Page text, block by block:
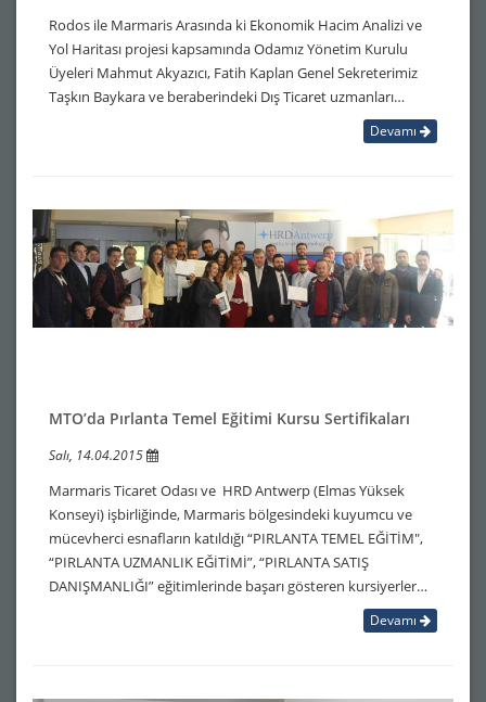
Rodos ile Marmaris Arasında ki Ekonomik Hacim Analizi ve
Yol Haritası projesi kapsamında Odamız Yönetim Kurulu
Üyeleri Mahmut Akyazıcı, Fatih Kaplan Genel Sekreterimiz
Taşkın Baykara ve beraberindeki Dış Ticaret uzmanları…
Devamı
MTO’da Pırlanta Temel Eğitimi Kursu Sertifikaları
Salı, 14.04.2015
Marmaris Ticaret Odası ve HRD Antwerp (Elmas Yüksek
Konseyi) işbirliğinde, Marmaris bölgesindeki kuyumcu ve
mücevherci esnafların katıldığı “PIRLANTA TEMEL EĞİTİM",
“PIRLANTA UZMANLIK EĞİTİMİ”, “PIRLANTA SATIŞ
DANIŞMANLIĞI” eğitimlerinde başarı gösteren kursiyerler…
Devamı